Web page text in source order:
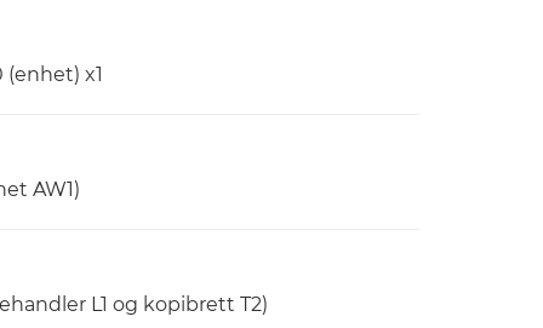
(enhet) x1
AW1)
L1 og kopibrett T2)